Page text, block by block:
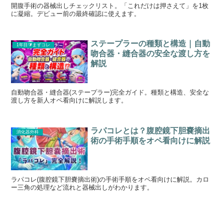
開腹手術の器械出しチェックリスト。「これだけは押さえて」を1枚
に凝縮。デビュー前の最終確認に使えます。
1年目🔰まずコレ
ステープラーの種類と構造｜自動
吻合器・縫合器の安全な渡し方を
解説
自動吻合器・縫合器(ステープラー)完全ガイド。種類と構造、安全な
渡し方を新人オペ看向けに解説します。
消化器外科
ラパコレとは？腹腔鏡下胆嚢摘出
術の手術手順をオペ看向けに解説
ラパコレ(腹腔鏡下胆嚢摘出術)の手術手順をオペ看向けに解説。カロ
ー三角の処理など流れと器械出しがわかります。